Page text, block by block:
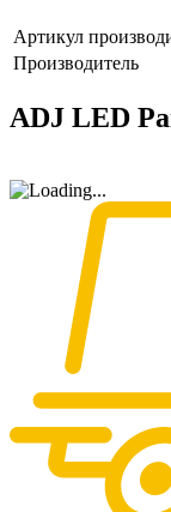
Артикул
Производитель
ADJ LED